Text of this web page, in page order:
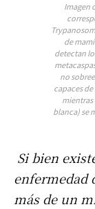
Imagen
de
detectan
no
capaces
blanca) se
Si bien
enfermedad
más de un